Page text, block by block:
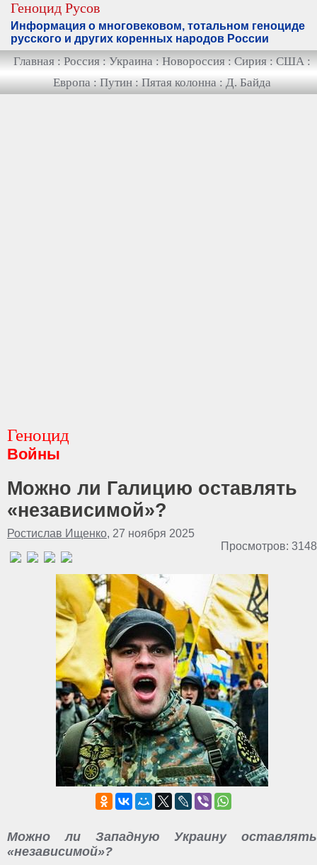
Геноцид Русов
Информация о многовековом, тотальном геноциде
русского и других коренных народов России
Главная : Россия : Украина : Новороссия : Сирия : США :
Европа : Путин : Пятая колонна : Д. Байда
Геноцид
Войны
Можно ли Галицию оставлять
«независимой»?
Ростислав Ищенко, 27 ноября 2025
Просмотров: 3148
Можно ли Западную Украину оставлять
«независимой»?